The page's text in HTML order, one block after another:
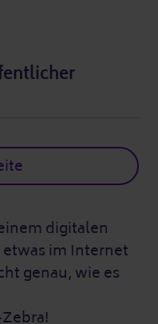
digitalen
im Internet
genau, wie es